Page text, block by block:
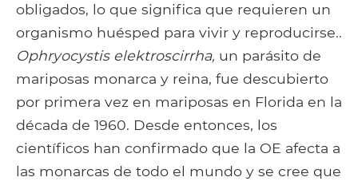
obligados, lo que significa que requieren un
organismo huésped para vivir y reproducirse..
Ophryocystis elektroscirrha, un parásito de
mariposas monarca y reina, fue descubierto
por primera vez en mariposas en Florida en la
década de 1960. Desde entonces, los
científicos han confirmado que la OE afecta a
las monarcas de todo el mundo y se cree que